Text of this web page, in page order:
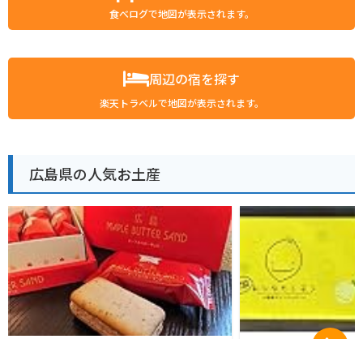
食べログで地図が表示されます。
周辺の宿を探す
楽天トラベルで地図が表示されます。
広島県の人気お土産